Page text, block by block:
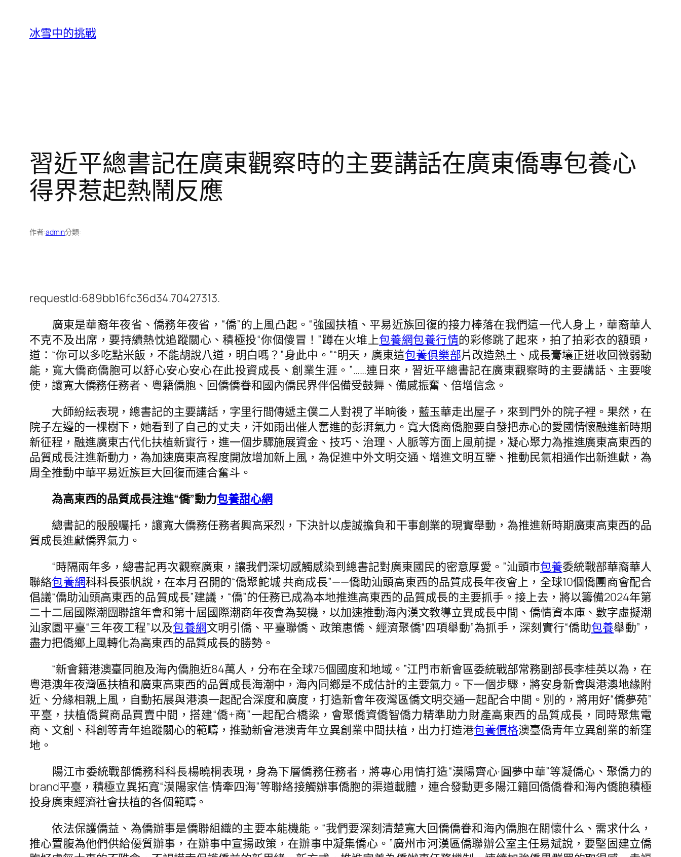
冰雪中的挑戰
習近平總書記在廣東觀察時的主要講話在廣東僑專包養心
得界惹起熱鬧反應
作者:admin分類:
requestId:689bb16fc36d34.70427313.
廣東是華裔年夜省、僑務年夜省，“僑”的上風凸起。“強國扶植、平易近族回復的接力棒落在我們這一代人身上，華裔華人
不克不及出席，要持續熱忱追蹤關心、積極投“你個傻冒！”蹲在火堆上包養網包養行情的彩修跳了起來，拍了拍彩衣的額頭，
道：“你可以多吃點米飯，不能胡說八道，明白嗎？”身此中。”“明天，廣東這包養俱樂部片改造熱土、成長膏壤正迸收回微弱動
能，寬大僑商僑胞可以舒心安心安心在此投資成長、創業生涯。”……連日來，習近平總書記在廣東觀察時的主要講話、主要唆
使，讓寬大僑務任務者、粵籍僑胞、回僑僑眷和國內僑民界伴侶備受鼓舞、備感振奮、倍增信念。
大師紛紜表現，總書記的主要講話，字里行間傳遞主僕二人對視了半晌後，藍玉華走出屋子，來到門外的院子裡。果然，在
院子左邊的一棵樹下，她看到了自己的丈夫，汗如雨出催人奮進的彭湃氣力。寬大僑商僑胞要自發把赤心的愛國情懷融進新時期
新征程，融進廣東古代化扶植新實行，進一個步驟施展資金、技巧、治理、人脈等方面上風前提，凝心聚力為推進廣東高東西的
品質成長注進新動力，為加速廣東高程度開放增加新上風，為促進中外文明交通、增進文明互鑒、推動民氣相通作出新進獻，為
周全推動中華平易近族巨大回復而連合奮斗。
為高東西的品質成長注進“僑”動力包養甜心網
總書記的殷殷囑托，讓寬大僑務任務者興高采烈，下決計以虔誠擔負和干事創業的現實舉動，為推進新時期廣東高東西的品
質成長進獻僑界氣力。
“時隔兩年多，總書記再次觀察廣東，讓我們深切感觸感染到總書記對廣東國民的密意厚愛。”汕頭市包養委統戰部華裔華人
聯絡包養網科科長張帆說，在本月召開的“僑聚鮀城 共商成長”——僑助汕頭高東西的品質成長年夜會上，全球10個僑團商會配合
倡議“僑助汕頭高東西的品質成長”建議，“僑”的任務已成為本地推進高東西的品質成長的主要抓手。接上去，將以籌備2024年第
二十二屆國際潮團聯誼年會和第十屆國際潮商年夜會為契機，以加速推動海內漢文教導立異成長中間、僑情資本庫、數字虛擬潮
汕家園平臺“三年夜工程”以及包養網文明引僑、平臺聯僑、政策惠僑、經濟聚僑“四項舉動”為抓手，深刻實行“僑助包養舉動”，
盡力把僑鄉上風轉化為高東西的品質成長的勝勢。
“新會籍港澳臺同胞及海內僑胞近84萬人，分布在全球75個國度和地域。”江門市新會區委統戰部常務副部長李桂英以為，在
粵港澳年夜灣區扶植和廣東高東西的品質成長海潮中，海內同鄉是不成估計的主要氣力。下一個步驟，將安身新會與港澳地緣附
近、分緣相親上風，自動拓展與港澳一起配合深度和廣度，打造新會年夜灣區僑文明交通一起配合中間。別的，將用好“僑夢苑”
平臺，扶植僑貿商品買賣中間，搭建“僑+商”一起配合橋梁，會聚僑資僑智僑力精準助力財產高東西的品質成長，同時聚焦電
商、文創、科創等青年追蹤關心的範疇，推動新會港澳青年立異創業中間扶植，出力打造港包養價格澳臺僑青年立異創業的新窪
地。
陽江市委統戰部僑務科科長楊曉桐表現，身為下層僑務任務者，將專心用情打造“漠陽齊心·圓夢中華”等凝僑心、聚僑力的
brand平臺，積極立異拓寬“漠陽家信·情牽四海”等聯絡接觸辦事僑胞的渠道載體，連合發動更多陽江籍回僑僑眷和海內僑胞積極
投身廣東經濟社會扶植的各個範疇。
依法保護僑益、為僑辦事是僑聯組織的主要本能機能。“我們要深刻清楚寬大回僑僑眷和海內僑胞在關懷什么、需求什么，
推心置腹為他們供給優質辦事，在辦事中宣揚政策，在辦事中凝集僑心。”廣州市河漢區僑聯辦公室主任易斌說，要堅固建立僑